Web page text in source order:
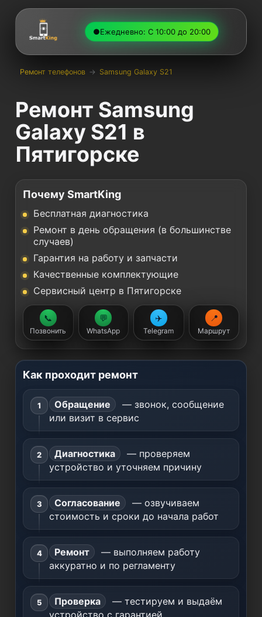
●Ежедневно: С 10:00 до 20:00
Ремонт телефонов → Samsung Galaxy S21
Ремонт Samsung
Galaxy S21 в
Пятигорске
Почему SmartKing
Бесплатная диагностика
Ремонт в день обращения (в большинстве
случаев)
Гарантия на работу и запчасти
Качественные комплектующие
Сервисный центр в Пятигорске
📞
Позвонить
💬
WhatsApp
✈️
Telegram
📍
Маршрут
Как проходит ремонт
Обращение
— звонок, сообщение
или визит в сервис
Диагностика
— проверяем
устройство и уточняем причину
Согласование
— озвучиваем
стоимость и сроки до начала работ
Ремонт
— выполняем работу
аккуратно и по регламенту
Проверка
— тестируем и выдаём
устройство с гарантией